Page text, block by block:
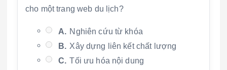
cho một trang web du lịch?
A. Nghiên cứu từ khóa
B. Xây dựng liên kết chất lượng
C. Tối ưu hóa nội dung